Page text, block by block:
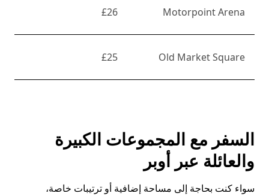
Motorpoint Arena
£26
Old Market Square
£25
السفر مع المجموعات الكبيرة
والعائلة عبر أوبر
سواء كنت بحاجة إلى مساحة إضافية أو ترتيبات خاصة،